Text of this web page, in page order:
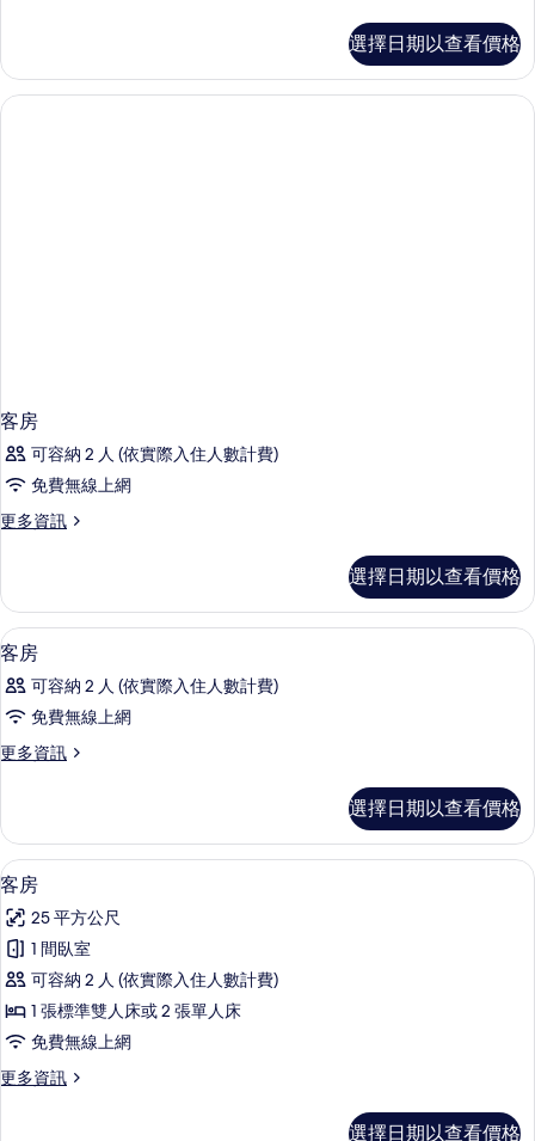
的
詳
情
選擇日期以查看價格
客房
可容納 2 人 (依實際入住人數計費)
免費無線上網
更多資訊
更
的
詳
情
選擇日期以查看價格
顯
示
客
房
的
有
相
片
迷你吧、客房內保險箱、書桌、免費
5
客房
可容納 2 人 (依實際入住人數計費)
免費無線上網
更多資訊
更
的
詳
情
選擇日期以查看價格
顯
示
客
房
的
所
有
相
迷你吧、客房內保險箱、書桌、免費
7
客房
25 平方公尺
1 間臥室
可容納 2 人 (依實際入住人數計費)
1 張標準雙人床或 2 張單人床
免費無線上網
更多資訊
更
選擇日期以查看價格